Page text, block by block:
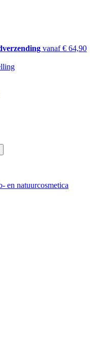
vanaf € 64,90
en natuurcosmetica